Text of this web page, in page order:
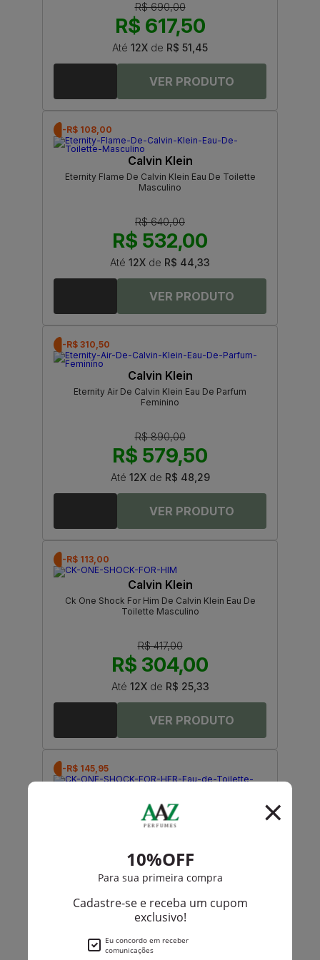
R$ 690,00
R$ 617,50
Até 12X de R$ 51,45
-R$ 108,00
Calvin Klein
Eternity Flame De Calvin Klein Eau De Toilette
Masculino
R$ 640,00
R$ 532,00
Até 12X de R$ 44,33
-R$ 310,50
Calvin Klein
Eternity Air De Calvin Klein Eau De Parfum
Feminino
R$ 890,00
R$ 579,50
Até 12Xde R$ 48,29
-R$ 113,00
Calvin Klein
Ck One Shock For Him De Calvin Klein Eau De
Toilette Masculino
R$ 417,00
R$ 304,00
Até 12Xde R$ 25,33
-R$ 145,95
Ck One Shock For Her Eau De Toilette Feminino
R$ 620,00
R$ 474,05
Até12X deR$ 39,50